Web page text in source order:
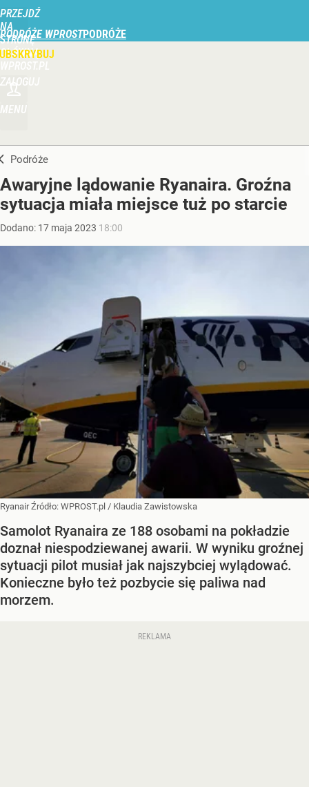
PRZEJDŹ
NA
STRONĘ
GŁÓWNĄ
PODRÓŻE WPROST
ZALOGUJ
MENU
Podróże
Awaryjne lądowanie Ryanaira. Groźna
sytuacja miała miejsce tuż po starcie
Dodano: 17 maja 2023 18:00
RyanairŹródło: WPROST.pl / Klaudia Zawistowska
Samolot Ryanaira ze 188 osobami na pokładzie
doznał niespodziewanej awarii. W wyniku groźnej
sytuacji pilot musiał jak najszybciej wylądować.
Konieczne było też pozbycie się paliwa nad
morzem.